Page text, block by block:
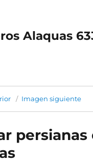
Alaquas
Imagen siguiente
persianas